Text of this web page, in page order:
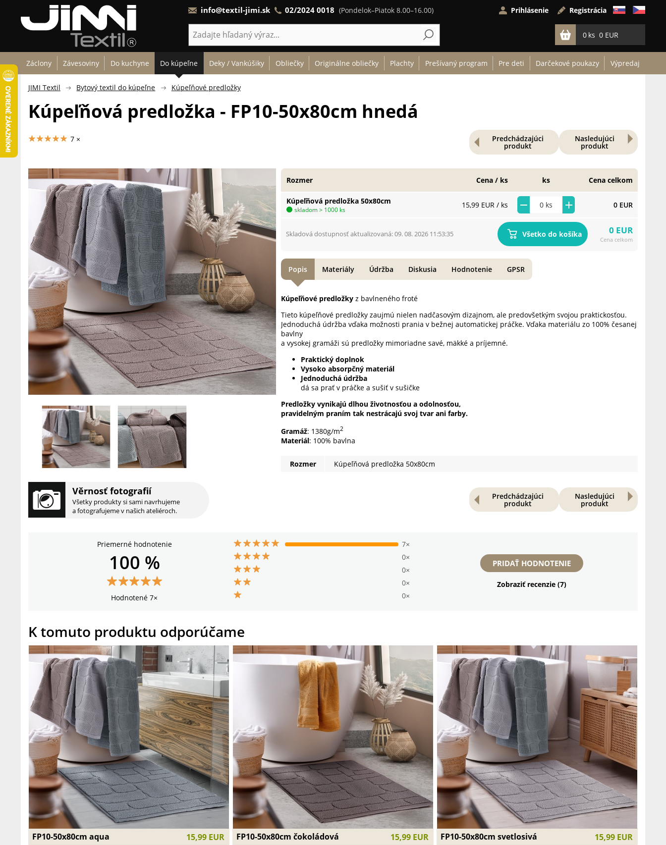
info@textil-jimi.sk 02/2024 0018 (Pondelok–Piatok 8.00–16.00) Prihlásenie Registrácia
0 0 EUR
Záclony Závesoviny Do kuchyne Do kúpeľne Deky / Vankúšiky Obliečky Originálne obliečky Plachty Prešívaný program Pre deti Darčekové poukazy Výpredaj
JIMI Textil Bytový textil do kúpeľne Kúpeľňové predložky
7 × Predchádzajúci
produkt
Nasledujúci
produkt
Kúpeľňová predložka - FP10-50x80cm hnedá
Kúpeľňová predložka 50x80cm 15,99 EUR / ks 0 EUR
skladom > 1000 ks
Rozmer Cena / ks ks Cena celkom
Skladová dostupnosť aktualizovaná: 09. 08. 2026 11:53:35 Všetko do košíka 0 EUR
Cena celkom
Kúpeľňové predložky z bavlneného froté
Tieto kúpeľňové predložky zaujmú nielen nadčasovým dizajnom, ale predovšetkým svojou praktickosťou.
Jednoduchá údržba vďaka možnosti prania v bežnej automatickej práčke. Vďaka materiálu zo 100% česanej
bavlny
a vysokej gramáži sú predložky mimoriadne savé, mäkké a príjemné.
Praktický doplnok
Vysoko absorpčný materiál
Jednoduchá údržba
dá sa prať v práčke a sušiť v sušičke
Predložky vynikajú dlhou životnosťou a odolnosťou,
pravidelným praním tak nestrácajú svoj tvar ani farby.
Gramáž: 1380g/m2
Materiál: 100% bavlna
Rozmer Kúpeľňová predložka 50x80cm
Popis Materiály Údržba Diskusia Hodnotenie GPSR
Predchádzajúci
produkt
Nasledujúci
produkt
Věrnosť fotografií
Všetky produkty si sami navrhujeme
a fotografujeme v našich ateliéroch.
Priemerné hodnotenie
7×
0×
0×
0×
0×
PRIDAŤ HODNOTENIE
Zobraziť recenzie (7)
100 %
Hodnotené 7×
FP10-50x80cm aqua 15,99 EUR FP10-50x80cm čokoládová 15,99 EUR FP10-50x80cm svetlosivá 15,99 EUR
K tomuto produktu odporúčame